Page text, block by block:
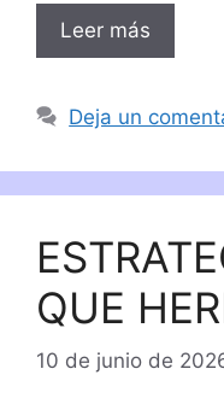
Leer más
Deja un
QUE
10 de junio de